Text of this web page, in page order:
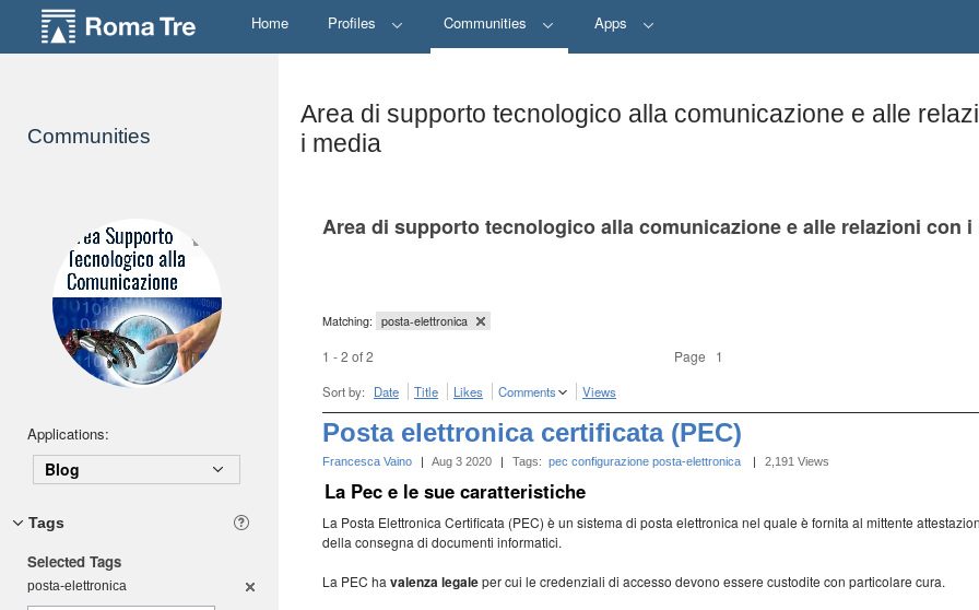
Home Profiles Communities Apps
Communities
Area di supporto tecnologico alla comunicazione e alle
i media
Applications:
Blog
Tags
Selected Tags
posta-elettronica
Area di supporto tecnologico alla comunicazione e alle relazioni con i
Matching: posta-elettronica
1 - 2 of 2 Page 1
Sort by: Date Title Likes Comments Views
Posta elettronica certificata (PEC)
Francesca Vaino | Aug 3 2020 | Tags: pec configurazione posta-elettronica | 2,191 Views
La Pec e le sue caratteristiche
La Posta Elettronica Certificata (PEC) è un sistema di posta elettronica nel quale è fornita al mittente
della consegna di documenti informatici.
La PEC ha valenza legaleper cui le credenziali di accesso devono essere custodite con particolare cura.